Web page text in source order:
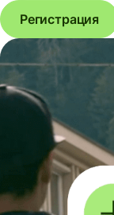
Регистрация